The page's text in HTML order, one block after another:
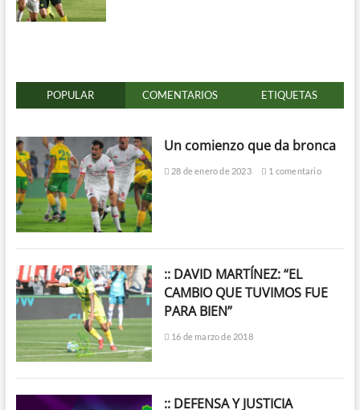
POPULAR COMENTARIOS ETIQUETAS
Un comienzo que da bronca
28 de enero de 2023 1 comentario
:: DAVID MARTÍNEZ: “EL
CAMBIO QUE TUVIMOS FUE
PARA BIEN”
16 de marzo de 2018
:: DEFENSA Y JUSTICIA